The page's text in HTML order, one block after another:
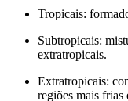
Tropicais:
Subtropicais:
extratropicais.
Extratropicais:
regiões mais frias